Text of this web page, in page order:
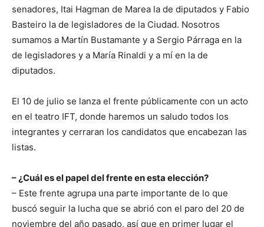
senadores, Itai Hagman de Marea la de diputados y Fabio
Basteiro la de legisladores de la Ciudad. Nosotros
sumamos a Martín Bustamante y a Sergio Párraga en la
de legisladores y a María Rinaldi y a mí en la de
diputados.
El 10 de julio se lanza el frente públicamente con un acto
en el teatro IFT, donde haremos un saludo todos los
integrantes y cerraran los candidatos que encabezan las
listas.
– ¿Cuál es el papel del frente en esta elección?
– Este frente agrupa una parte importante de lo que
buscó seguir la lucha que se abrió con el paro del 20 de
noviembre del año pasado, así que en primer lugar el